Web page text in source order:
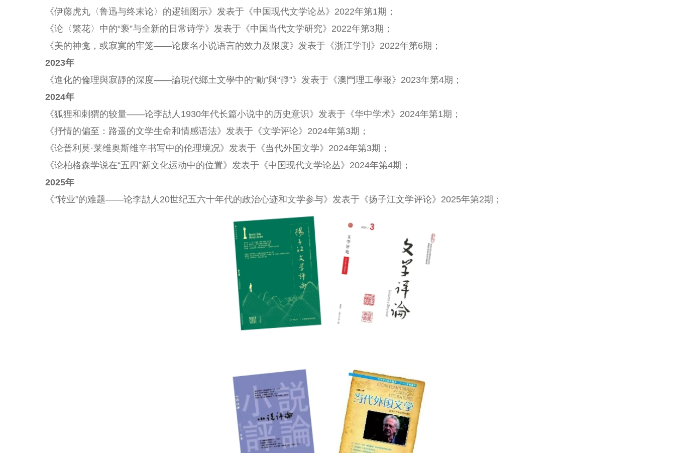
《伊藤虎丸〈鲁迅与终末论〉的逻辑图示》发表于《中国现代文学论丛》2022年第1期；
《论 〈繁花〉中的“亵”与全新的日常诗学》发表于《中国当代文学研究》2022年第3期；
《美的神龛，或寂寞的牢笼——论废名小说语言的效力及限度》发表于《浙江学刊》2022年第6期；
2023年
《進化的倫理與寂靜的深度——論現代鄉土文學中的“動”與“靜”》发表于《澳門理工學報》2023年第4期；
2024年
《狐狸和刺猬的较量——论李劼人1930年代长篇小说中的历史意识》发表于《华中学术》2024年第1期；
《抒情的偏至：路遥的文学生命和情感语法》发表于《文学评论》2024年第3期；
《论普利莫·莱维奥斯维辛书写中的伦理境况》发表于《当代外国文学》2024年第3期；
《论柏格森学说在“五四”新文化运动中的位置》发表于《中国现代文学论丛》2024年第4期；
2025年
《“转业”的难题——论李劼人20世纪五六十年代的政治心迹和文学参与》发表于《扬子江文学评论》2025年第2期；